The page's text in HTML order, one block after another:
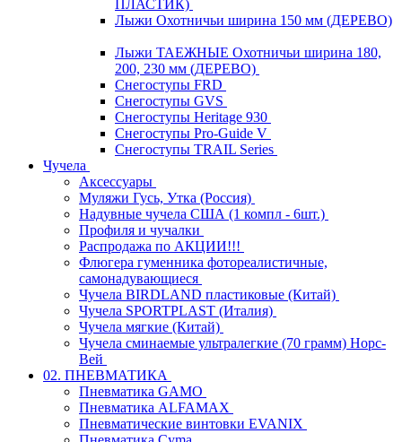
ПЛАСТИК)
Лыжи Охотничьи ширина 150 мм (ДЕРЕВО)
Лыжи ТАЕЖНЫЕ Охотничьи ширина 180,
200, 230 мм (ДЕРЕВО)
Снегоступы FRD
Снегоступы GVS
Снегоступы Heritage 930
Снегоступы Pro-Guide V
Снегоступы TRAIL Series
Чучела
Аксессуары
Муляжи Гусь, Утка (Россия)
Надувные чучела США (1 компл - 6шт.)
Профиля и чучалки
Распродажа по АКЦИИ!!!
Флюгера гуменника фотореалистичные,
самонадувающиеся
Чучела BIRDLAND пластиковые (Китай)
Чучела SPORTPLAST (Италия)
Чучела мягкие (Китай)
Чучела сминаемые ультралегкие (70 грамм) Норс-
Вей
02. ПНЕВМАТИКА
Пневматика GAMO
Пневматика ALFAMAX
Пневматические винтовки EVANIX